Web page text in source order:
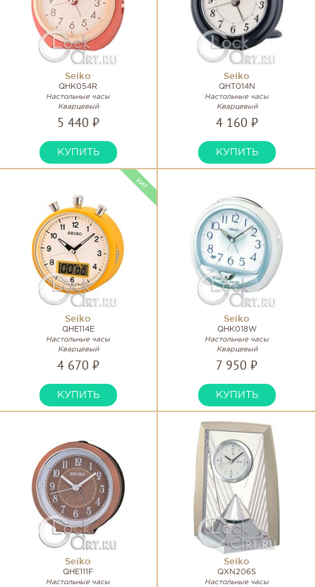
Seiko
QHK054R
Настольные часы
Кварцевый
5 440 ₽
КУПИТЬ
Seiko
QHT014N
Настольные часы
Кварцевый
4 160 ₽
КУПИТЬ
Seiko
QHE114E
Настольные часы
Кварцевый
4 670 ₽
КУПИТЬ
Seiko
QHK018W
Настольные часы
Кварцевый
7 950 ₽
КУПИТЬ
Seiko
QHE111F
Настольные часы
Seiko
QXN206S
Настольные часы